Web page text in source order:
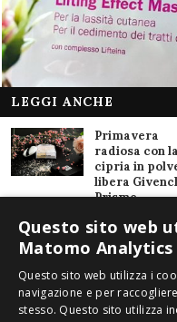
LEGGI ANCHE
Primavera
radiosa con la
cipria in
libera
Prisme...
30 Aprile 2021
Segreti di
Clarins Due
Chiacchiere
Bea Zuliani
Questo sito web
Matomo Analytics
Questo sito web utilizza i
navigazione e per
stesso. Questo sito utilizza